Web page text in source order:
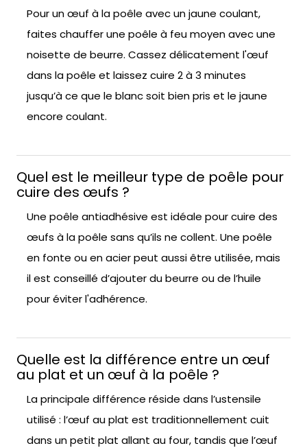
Pour un œuf à la poêle avec un jaune coulant,
faites chauffer une poêle à feu moyen avec une
noisette de beurre. Cassez délicatement l'œuf
dans la poêle et laissez cuire 2 à 3 minutes
jusqu’à ce que le blanc soit bien pris et le jaune
encore coulant.
Quel est le meilleur type de poêle pour
cuire des œufs ?
Une poêle antiadhésive est idéale pour cuire des
œufs à la poêle sans qu’ils ne collent. Une poêle
en fonte ou en acier peut aussi être utilisée, mais
il est conseillé d’ajouter du beurre ou de l’huile
pour éviter l'adhérence.
Quelle est la différence entre un œuf
au plat et un œuf à la poêle ?
La principale différence réside dans l’ustensile
utilisé : l’œuf au plat est traditionnellement cuit
dans un petit plat allant au four, tandis que l’œuf